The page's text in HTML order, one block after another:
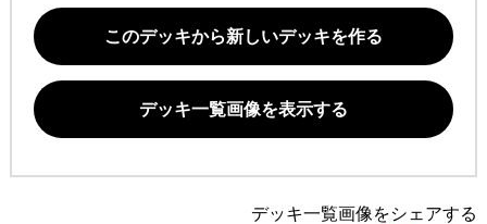
このデッキから新しいデッキを作る
デッキ一覧画像を表示する
デッキ一覧画像をシェアする